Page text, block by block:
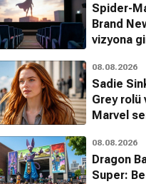
Spider-
Brand
vizyona
08.08.2026
Sadie
Grey rolü
Marvel
konuştu
08.08.2026
Dragon
Super: